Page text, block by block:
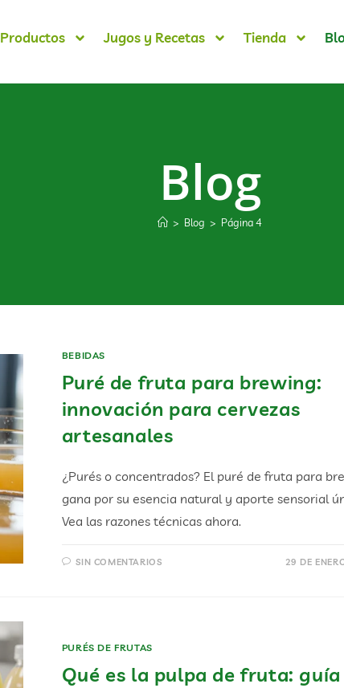
Productos Jugos y Recetas Tienda
Blog
> Blog > Página 4
BEBIDAS
Puré de fruta para brewing:
innovación para cervezas
artesanales
¿Purés o concentrados? El puré de fruta para
gana por su esencia natural y aporte sensorial
Vea las razones técnicas ahora.
SIN COMENTARIOS 29 DE
PURÉS DE FRUTAS
Qué es la pulpa de fruta: guía